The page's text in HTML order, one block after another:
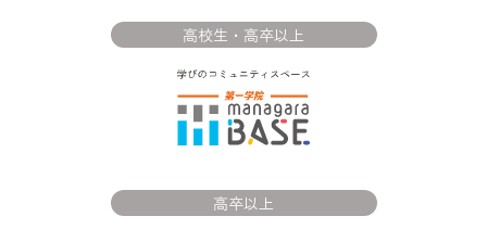
高校生・高卒以上
高卒以上